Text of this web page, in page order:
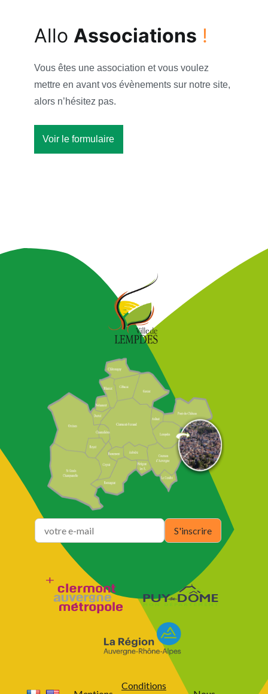
Allo Associations !
Vous êtes une association et vous voulez
mettre en avant vos évènements sur notre site,
alors n’hésitez pas.
Voir le formulaire
Conditions